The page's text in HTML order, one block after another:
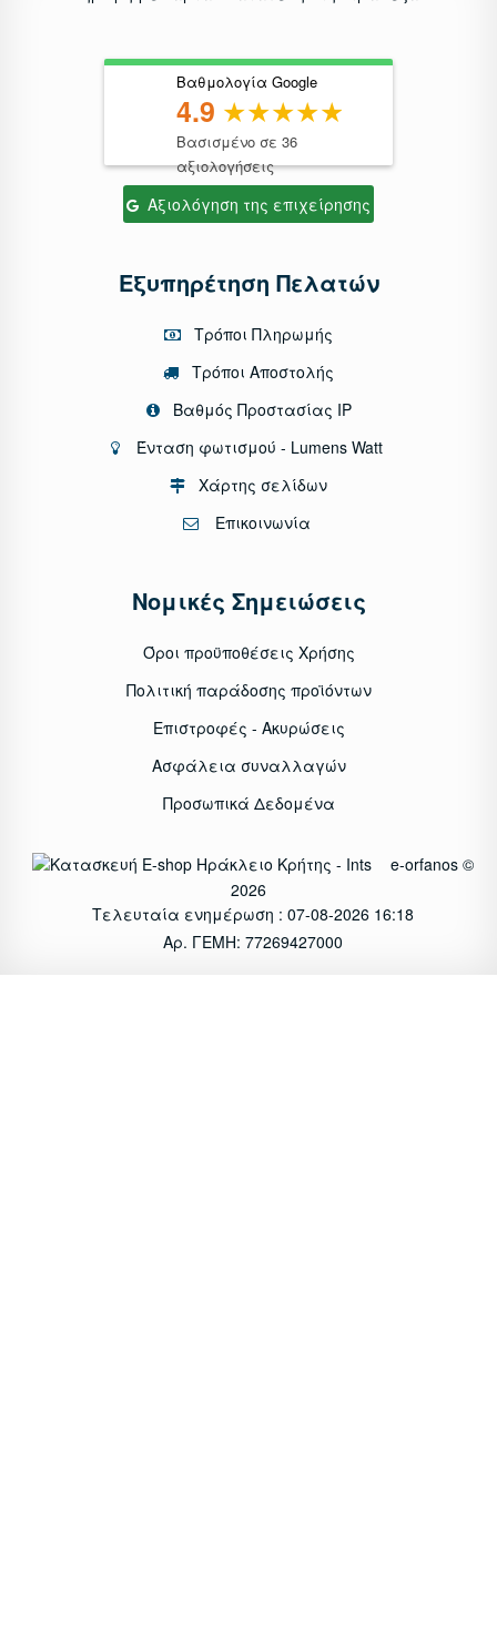
Βαθμολογία Google
4.9
Βασισμένο σε 36
αξιολογήσεις
Αξιολόγηση της επιχείρησης
Εξυπηρέτηση Πελατών
Τρόποι Πληρωμής
Τρόποι Αποστολής
Βαθμός Προστασίας IP
Ένταση φωτισμού - Lumens Watt
Χάρτης σελίδων
Επικοινωνία
Νομικές Σημειώσεις
Όροι προϋποθέσεις Χρήσης
Πολιτική παράδοσης προϊόντων
Επιστροφές - Ακυρώσεις
Ασφάλεια συναλλαγών
Προσωπικά Δεδομένα
e-orfanos ©
2026
Τελευταία ενημέρωση : 07-08-2026 16:18
Αρ. ΓΕΜΗ: 77269427000